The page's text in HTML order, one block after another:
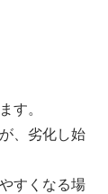
す。
、劣化し始
すくなる場